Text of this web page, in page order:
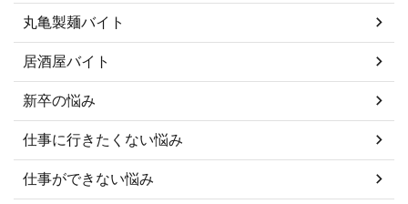
丸亀製麺バイト
居酒屋バイト
新卒の悩み
仕事に行きたくない悩み
仕事ができない悩み